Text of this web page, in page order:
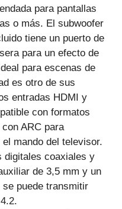
para pantallas
o más. El subwoofer
tiene un puerto de
para un efecto de
para escenas de
es otro de sus
entradas HDMI y
con formatos
ARC para
mando del televisor.
digitales coaxiales y
de 3,5 mm y un
se puede transmitir